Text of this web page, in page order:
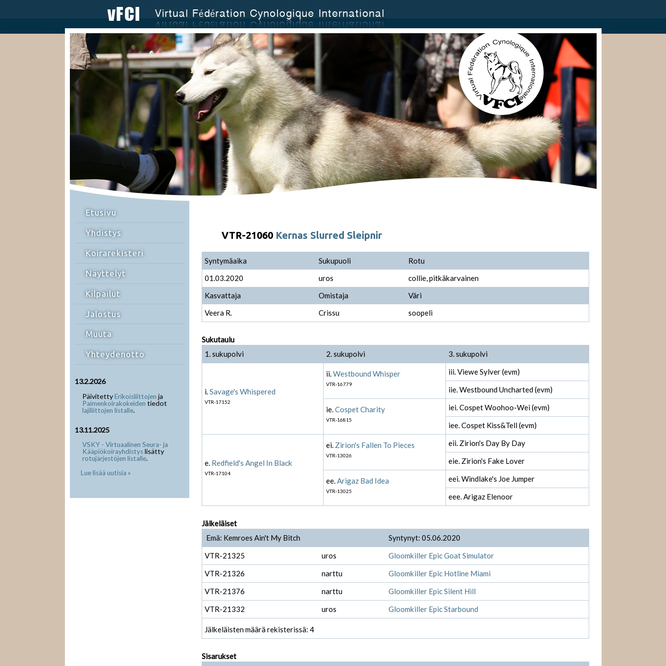
Etusivu
Yhdistys
Koirarekisteri
Näyttelyt
Kilpailut
Jalostus
Muuta
Yhteydenotto
13.2.2026
PäivitettyErikoisliittojen ja
Paimenkoirakokeiden tiedot
lajiliittojen listalle.
13.11.2025
VSKY - Virtuaalinen Seura- ja
Kääpiökoirayhdistyslisätty
rotujärjestöjen listalle.
Lue lisää uutisia »
VTR-21060 Kernas Slurred Sleipnir
Syntymäaika Sukupuoli
Rotu
01.03.2020
uros
collie, pitkäkarvainen
Kasvattaja
Omistaja
Väri
Veera R.
Crissu soopeli
Sukutaulu
1. sukupolvi
2. sukupolvi 3. sukupolvi
i.Savage's Whispered
VTR-17152
ii.Westbound Whisper
VTR-16779
iii. Viewe Sylver (evm)
iie. Westbound Uncharted (evm)
ie.Cospet Charity
VTR-16815
iei. Cospet Woohoo-Wei (evm)
iee. Cospet Kiss&Tell (evm)
e. Redfield's Angel In Black
VTR-17104
ei. Zirion's Fallen To Pieces
VTR-13026
eii. Zirion's Day By Day
eie. Zirion's Fake Lover
ee.Arigaz Bad Idea
VTR-13025
eei. Windlake's Joe Jumper
eee. Arigaz Elenoor
Jälkeläiset
Emä: Kemroes Ain't My Bitch
Syntynyt: 05.06.2020
VTR-21325
uros
Gloomkiller Epic Goat Simulator
VTR-21326
narttu
Gloomkiller Epic Hotline Miami
VTR-21376
narttu
Gloomkiller Epic Silent Hill
VTR-21332
uros Gloomkiller Epic Starbound
Jälkeläisten määrä rekisterissä: 4
Sisarukset